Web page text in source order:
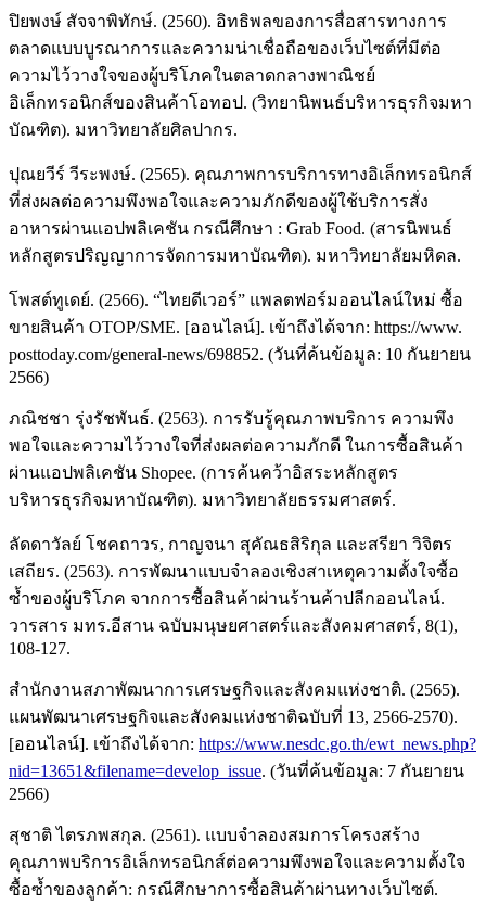
ปิยพงษ์ สัจจาพิทักษ์. (2560). อิทธิพลของการสื่อสารทางการ
ตลาดแบบบูรณาการและความน่าเชื่อถือของเว็บไซต์ที่มีต่อ
ความไว้วางใจของผู้บริโภคในตลาดกลางพาณิชย์
อิเล็กทรอนิกส์ของสินค้าโอทอป. (วิทยานิพนธ์บริหารธุรกิจมหา
บัณฑิต). มหาวิทยาลัยศิลปากร.
ปุณยวีร์ วีระพงษ์. (2565). คุณภาพการบริการทางอิเล็กทรอนิกส์
ที่ส่งผลต่อความพึงพอใจและความภักดีของผู้ใช้บริการสั่ง
อาหารผ่านแอปพลิเคชัน กรณีศึกษา : Grab Food. (สารนิพนธ์
หลักสูตรปริญญาการจัดการมหาบัณฑิต). มหาวิทยาลัยมหิดล.
โพสต์ทูเดย์. (2566). “ไทยดีเวอร์” แพลตฟอร์มออนไลน์ใหม่ ซื้อ
ขายสินค้า OTOP/SME. [ออนไลน์]. เข้าถึงได้จาก: https://www.
posttoday.com/general-news/698852. (วันที่ค้นข้อมูล: 10 กันยายน
2566)
ภณิชชา รุ่งรัชพันธ์. (2563). การรับรู้คุณภาพบริการ ความพึง
พอใจและความไว้วางใจที่ส่งผลต่อความภักดี ในการซื้อสินค้า
ผ่านแอปพลิเคชัน Shopee. (การค้นคว้าอิสระหลักสูตร
บริหารธุรกิจมหาบัณฑิต). มหาวิทยาลัยธรรมศาสตร์.
ลัดดาวัลย์ โชคถาวร, กาญจนา สุคัณธสิริกุล และสรียา วิจิตร
เสถียร. (2563). การพัฒนาแบบจําลองเชิงสาเหตุความตั้งใจซื้อ
ซ้ำของผู้บริโภค จากการซื้อสินค้าผ่านร้านค้าปลีกออนไลน์.
วารสาร มทร.อีสาน ฉบับมนุษยศาสตร์และสังคมศาสตร์, 8(1),
108-127.
สำนักงานสภาพัฒนาการเศรษฐกิจและสังคมแห่งชาติ. (2565).
แผนพัฒนาเศรษฐกิจและสังคมแห่งชาติฉบับที่ 13, 2566-2570).
[ออนไลน์]. เข้าถึงได้จาก: https://www.nesdc.go.th/ewt_news.php?
nid=13651&filename=develop_issue. (วันที่ค้นข้อมูล: 7 กันยายน
2566)
สุชาติ ไตรภพสกุล. (2561). แบบจำลองสมการโครงสร้าง
คุณภาพบริการอิเล็กทรอนิกส์ต่อความพึงพอใจและความตั้งใจ
ซื้อซ้ำของลูกค้า: กรณีศึกษาการซื้อสินค้าผ่านทางเว็บไซต์.